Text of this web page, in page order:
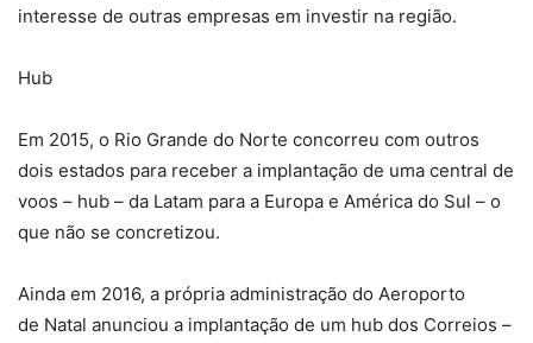
interesse de outras empresas em investir na região.
Hub
Em 2015, o Rio Grande do Norte concorreu com outros
dois estados para receber a implantação de uma central de
voos – hub – da Latam para a Europa e América do Sul – o
que não se concretizou.
Ainda em 2016, a própria administração do Aeroporto
de Natal anunciou a implantação de um hub dos Correios –